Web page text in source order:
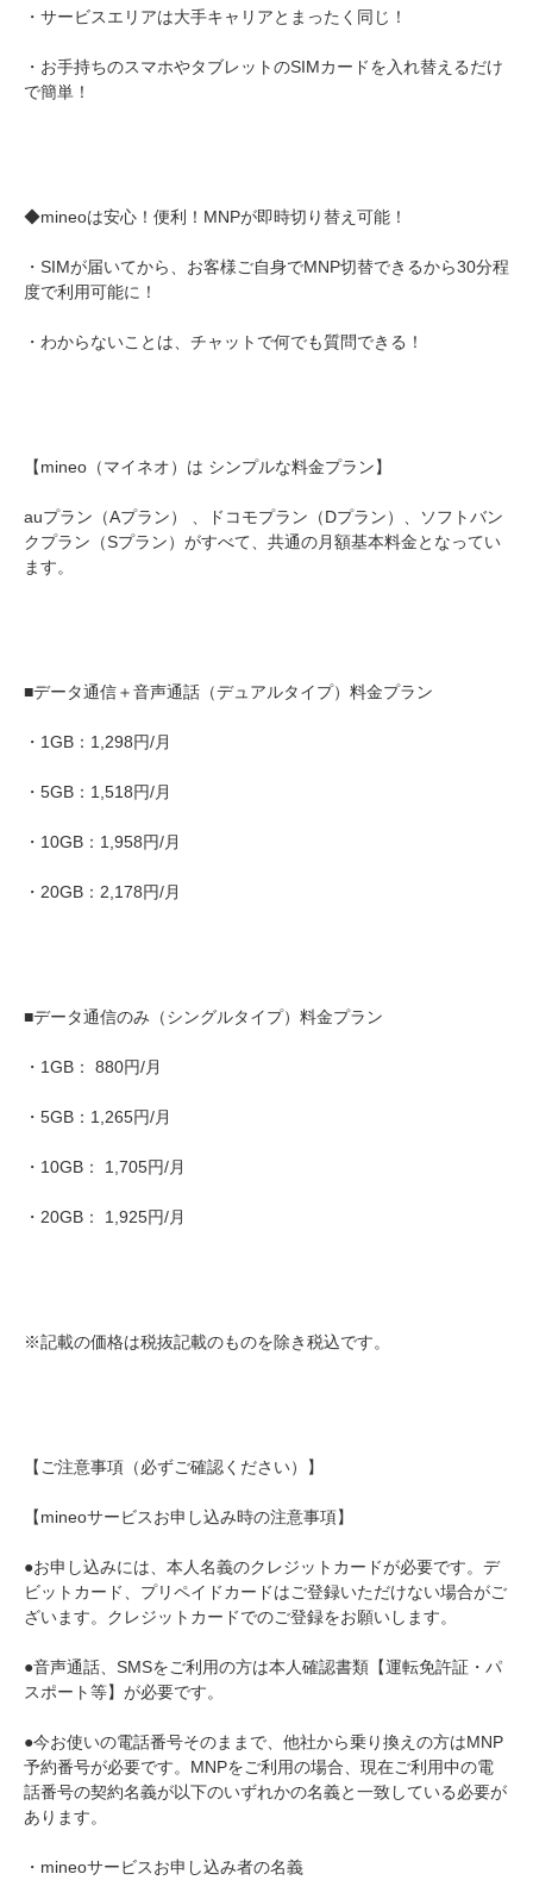
・サービスエリアは大手キャリアとまったく同じ！
・お手持ちのスマホやタブレットのSIMカードを入れ替えるだけ
で簡単！
◆mineoは安心！便利！MNPが即時切り替え可能！
・SIMが届いてから、お客様ご自身でMNP切替できるから30分程
度で利用可能に！
・わからないことは、チャットで何でも質問できる！
【mineo（マイネオ）は シンプルな料金プラン】
auプラン（Aプラン） 、ドコモプラン（Dプラン）、ソフトバン
クプラン（Sプラン）がすべて、共通の月額基本料金となってい
ます。
■データ通信＋音声通話（デュアルタイプ）料金プラン
・1GB：1,298円/月
・5GB：1,518円/月
・10GB：1,958円/月
・20GB：2,178円/月
■データ通信のみ（シングルタイプ）料金プラン
・1GB： 880円/月
・5GB：1,265円/月
・10GB： 1,705円/月
・20GB： 1,925円/月
※記載の価格は税抜記載のものを除き税込です。
【ご注意事項（必ずご確認ください）】
【mineoサービスお申し込み時の注意事項】
●お申し込みには、本人名義のクレジットカードが必要です。デ
ビットカード、プリペイドカードはご登録いただけない場合がご
ざいます。クレジットカードでのご登録をお願いします。
●音声通話、SMSをご利用の方は本人確認書類【運転免許証・パ
スポート等】が必要です。
●今お使いの電話番号そのままで、他社から乗り換えの方はMNP
予約番号が必要です。MNPをご利用の場合、現在ご利用中の電
話番号の契約名義が以下のいずれかの名義と一致している必要が
あります。
・mineoサービスお申し込み者の名義